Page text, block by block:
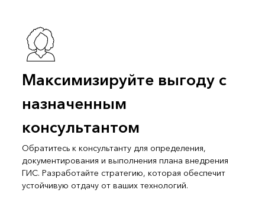
Максимизируйте выгоду с
назначенным
консультантом
Обратитесь к консультанту для определения,
документирования и выполнения плана внедрения
ГИС. Разработайте стратегию, которая обеспечит
устойчивую отдачу от ваших технологий.